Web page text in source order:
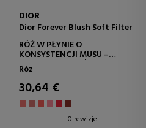
DIOR
Dior Forever Blush Soft Filter
RÓŻ W PŁYNIE O
KONSYSTENCJI MUSU –
MATOWE WYKOŃCZENIE
Róz
30,64 €
0 rewizje